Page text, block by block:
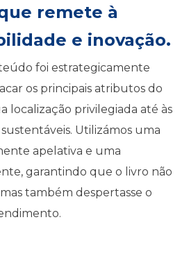
remete à
e inovação.
foi estrategicamente
os principais atributos do
localização privilegiada até às
Utilizámos uma
apelativa e uma
garantindo que o livro não
também despertasse o